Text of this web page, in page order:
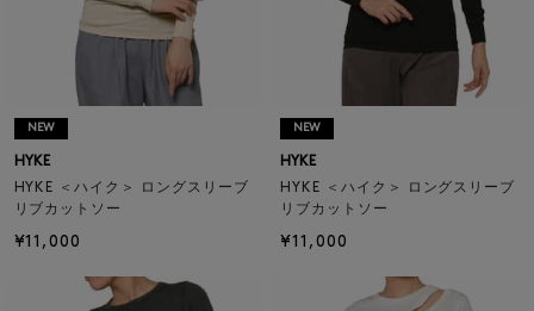
NEW
HYKE
HYKE ＜ハイク＞ ロングスリーブ
リブカットソー
¥11,000
NEW
HYKE
HYKE ＜ハイク＞ ロングスリーブ
リブカットソー
¥11,000